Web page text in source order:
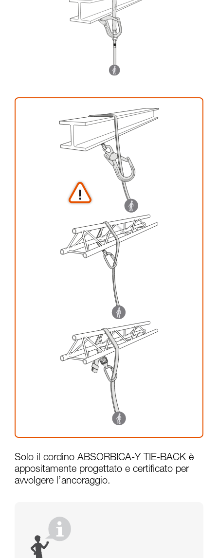
vengono qui descritte.
Solo il cordino ABSORBICA-Y TIE-BACK è
appositamente progettato e certificato per
avvolgere l’ancoraggio.